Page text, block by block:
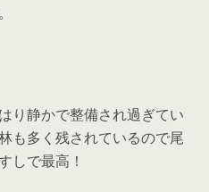
り静かで整備され過ぎてい
も多く残されているので尾
しで最高！